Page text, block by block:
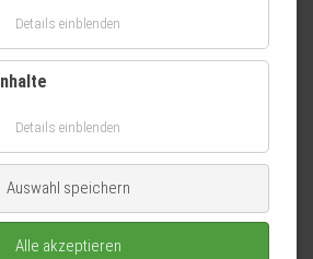
Details einblenden
Details einblenden
Auswahl speichern
Alle akzeptieren